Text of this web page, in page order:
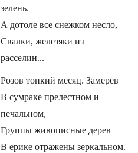
зелень.
А дотоле все снежком несло,
Свалки, железяки из
расселин...
Розов тонкий месяц. Замерев
В сумраке прелестном и
печальном,
Группы живописные дерев
В ерике отражены зеркальном.